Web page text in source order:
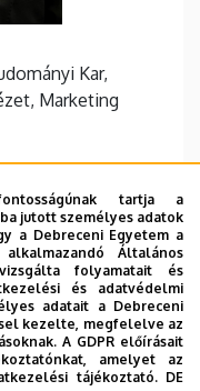
Kar,
Marketing
204
tartja a
jutott személyes adatok
a Debreceni Egyetem a
Általános
folyamatait és
és adatvédelmi
adatait a Debreceni
kezelte, megfelelve az
A GDPR előírásait
amelyet az
tájékoztató. DE